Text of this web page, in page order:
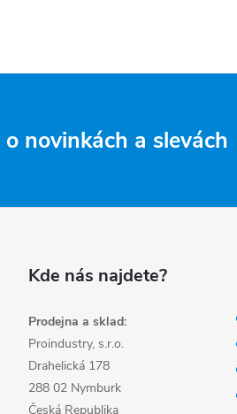
novinkách a slevách
Kde nás najdete?
Prodejna a sklad:
Proindustry, s.r.o.
Drahelická 178
288 02 Nymburk
Česká Republika